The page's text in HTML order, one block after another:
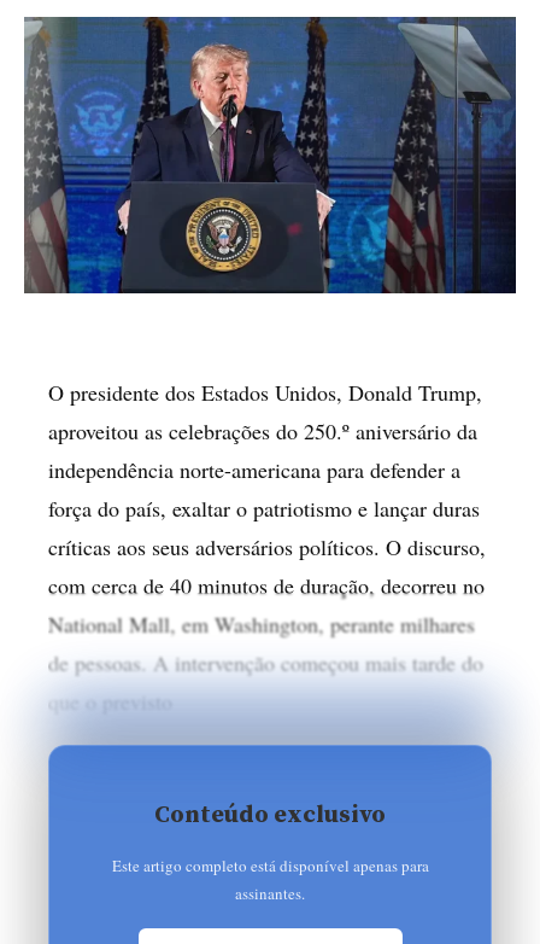
O presidente dos Estados Unidos, Donald Trump,
aproveitou as celebrações do 250.º aniversário da
independência norte-americana para defender a
força do país, exaltar o patriotismo e lançar duras
críticas aos seus adversários políticos. O discurso,
com cerca de 40 minutos de duração, decorreu no
National Mall, em Washington, perante milhares
de pessoas. A intervenção começou mais tarde do
que o previsto
Conteúdo exclusivo
Este artigo completo está disponível apenas para
assinantes.